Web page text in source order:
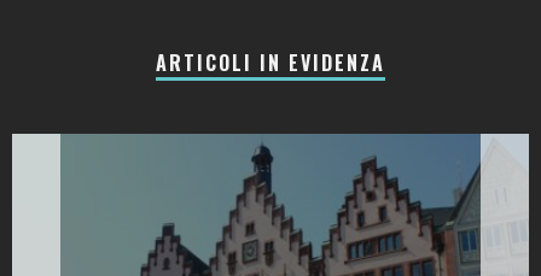
ARTICOLI IN EVIDENZA